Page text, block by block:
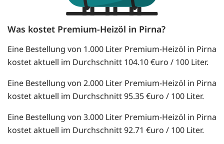
Was kostet Premium-Heizöl in Pirna?
Eine Bestellung von 1.000 Liter Premium-Heizöl in Pirna
kostet aktuell im Durchschnitt 104.10 €uro / 100 Liter.
Eine Bestellung von 2.000 Liter Premium-Heizöl in Pirna
kostet aktuell im Durchschnitt 95.35 €uro / 100 Liter.
Eine Bestellung von 3.000 Liter Premium-Heizöl in Pirna
kostet aktuell im Durchschnitt 92.71 €uro / 100 Liter.